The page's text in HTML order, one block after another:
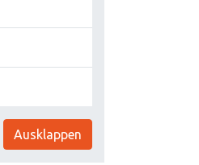
Ausklappen